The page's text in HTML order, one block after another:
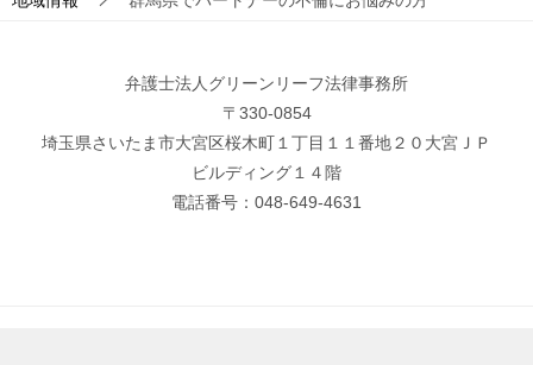
弁護士法人グリーンリーフ法律事務所
〒330-0854
埼玉県さいたま市大宮区桜木町１丁目１１番地２０大宮ＪＰ
ビルディング１４階
電話番号：048-649-4631